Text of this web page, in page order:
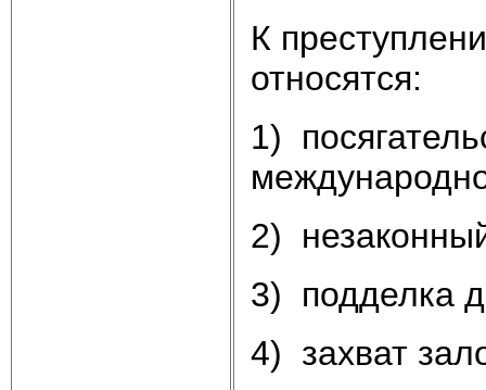
К
относятся:
1)
2)
3) подделка
4) захват